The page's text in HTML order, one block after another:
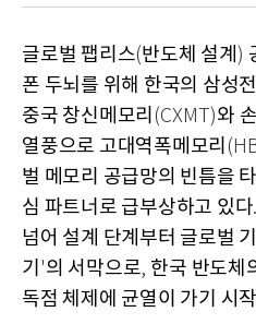
글로벌 팹리스(반도체 설계 )
폰 두뇌를 위해 한국의 삼성
중국 창신메모리 (CXMT)와
열풍으로 고대역폭메모리
벌 메모리 공급망의 빈틈을
심 파트너로 급부상하고 있다.
넘어 설계 단계부터 글로벌
기 '의 서막으로, 한국 반도체
독점 체제에 균열이 가기 시